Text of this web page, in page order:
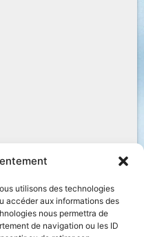
utilisons des technologies
accéder aux informations des
nous permettra de
de navigation ou les ID